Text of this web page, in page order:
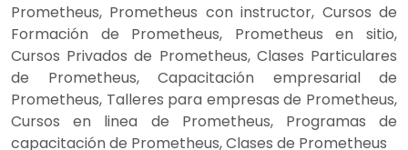
Prometheus, Prometheus con instructor, Cursos de
Formación de Prometheus, Prometheus en sitio,
Cursos Privados de Prometheus, Clases Particulares
de Prometheus, Capacitación empresarial de
Prometheus, Talleres para empresas de Prometheus,
Cursos en linea de Prometheus, Programas de
capacitación de Prometheus, Clases de Prometheus